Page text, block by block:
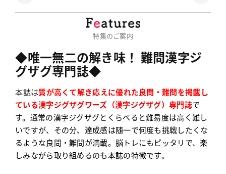
特集のご案内
◆唯一無二の解き味 ！ 難問漢字ジ
グザグ専門誌◆
本誌は質が高くて解き応えに優れた良問・難問を掲載し
ている漢字ジグザグワーズ（漢字ジグザグ）専門誌で
す。通常の漢字ジグザグとくらべると難易度は高く難し
いですが、その分、達成感は随一で何度も挑戦したくな
るような良問・難問が満載。 脳トレにもピッタリで、楽
しみながら取り組めるのも本誌の特徴です。